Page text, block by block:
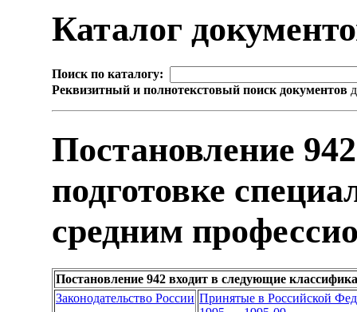
Каталог
Поиск по каталогу:
Реквизитный и полнотекстовый поиск документов
Постановление
подготовке
средним
Постановление 942 входит в следующие
Законодательство России Принятые в Российской